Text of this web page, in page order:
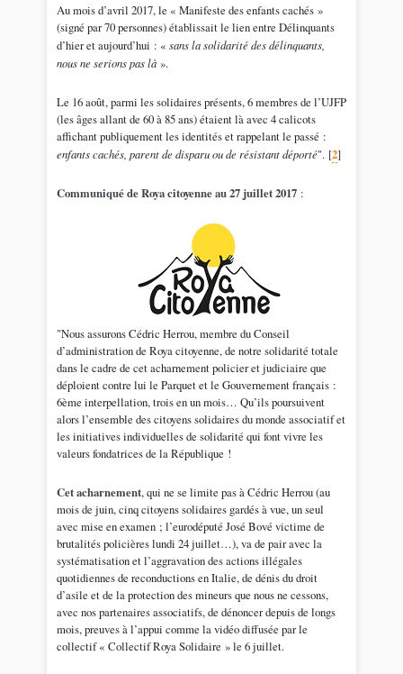
Au mois d’avril 2017, le « Manifeste des enfants cachés »
(signé par 70 personnes) établissait le lien entre Délinquants
d’hier et aujourd’hui : « sans la solidarité des délinquants,
nous ne serions pas là».
Le 16 août, parmi les solidaires présents, 6 membres de l’UJFP
(les âges allant de 60 à 85 ans) étaient là avec 4 calicots
affichant publiquement les identités et rappelant le passé :
enfants cachés, parent de disparu ou de résistant déporté".[2]
Communiqué de Roya citoyenne au 27 juillet 2017:
"Nous assurons Cédric Herrou, membre du Conseil
d’administration de Roya citoyenne, de notre solidarité totale
dans le cadre de cet acharnement policier et judiciaire que
déploient contre lui le Parquet et le Gouvernement français :
6ème interpellation, trois en un mois… Qu’ils poursuivent
alors l’ensemble des citoyens solidaires du monde associatif et
les initiatives individuelles de solidarité qui font vivre les
valeurs fondatrices de la République !
Cet acharnement, qui ne se limite pas à Cédric Herrou (au
mois de juin, cinq citoyens solidaires gardés à vue, un seul
avec mise en examen ; l’eurodéputé José Bové victime de
brutalités policières lundi 24 juillet…), va de pair avec la
systématisation et l’aggravation des actions illégales
quotidiennes de reconductions en Italie, de dénis du droit
d’asile et de la protection des mineurs que nous ne cessons,
avec nos partenaires associatifs, de dénoncer depuis de longs
mois, preuves à l’appui comme la vidéo diffusée par le
collectif « Collectif Roya Solidaire » le 6 juillet.